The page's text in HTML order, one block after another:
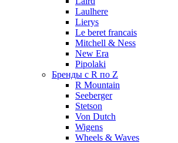
Laulhere
Lierys
Le beret francais
Mitchell & Ness
New Era
Pipolaki
Бренды с R по Z
R Mountain
Seeberger
Stetson
Von Dutch
Wigens
Wheels & Waves